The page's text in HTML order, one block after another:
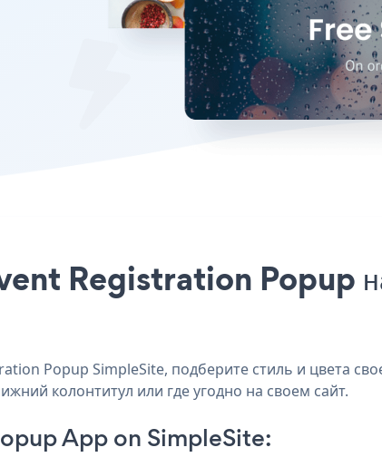
Registration Popup
Popup SimpleSite, подберите стиль и цвета
колонтитул или где угодно на своем сайт.
App on SimpleSite: